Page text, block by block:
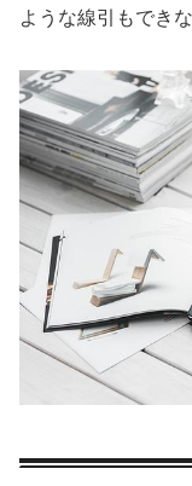
ような線引もでき